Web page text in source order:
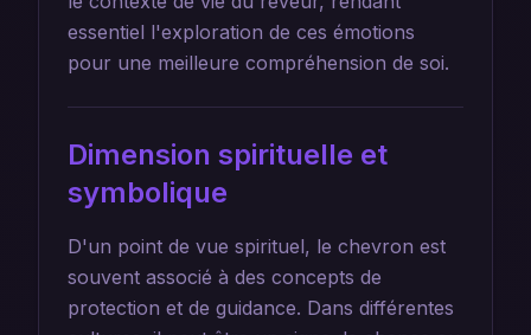
essentiel l'exploration de ces émotions
pour une meilleure compréhension de soi.
Dimension spirituelle et
symbolique
D'un point de vue spirituel, le chevron est
souvent associé à des concepts de
protection et de guidance. Dans différentes